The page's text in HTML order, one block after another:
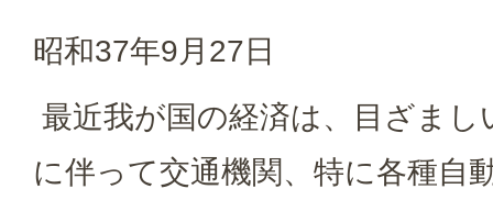
昭和37年9月27日
最近我が国の経済は、目ざま
に伴って交通機関、特に各種自